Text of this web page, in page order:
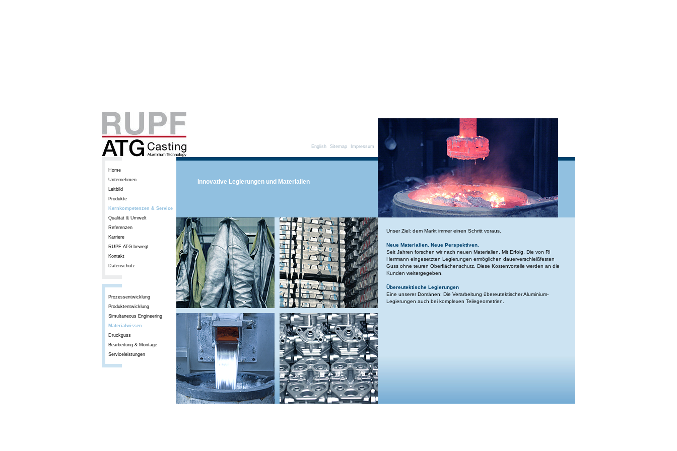
Home
Unternehmen
Leitbild
Produkte
Kernkompetenzen & Service
Qualität & Umwelt
Referenzen
Karriere
RUPF ATG bewegt
Kontakt
Datenschutz
Prozessentwicklung
Produktentwicklung
Simultaneous Engineering
Materialwissen
Druckguss
Bearbeitung & Montage
Serviceleistungen
English Sitemap Impressum
Innovative Legierungen und Materialien
Unser Ziel: dem Markt immer einen Schritt voraus.
Neue Materialien. Neue Perspektiven.
Seit Jahren forschen wir nach neuen Materialien. Mit Erfolg. Die von RI
Herrmann eingesetzten Legierungen ermöglichen dauerverschleißfesten
Guss ohne teuren Oberflächenschutz. Diese Kostenvorteile werden an die
Kunden weitergegeben.
Übereutektische Legierungen
Eine unserer Domänen: Die Verarbeitung übereutektischer Aluminium-
Legierungen auch bei komplexen Teilegeometrien.